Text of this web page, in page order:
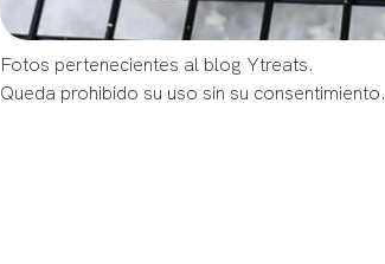
Fotos pertenecientes al blog Ytreats.
Queda prohibido su uso sin su consentimiento.